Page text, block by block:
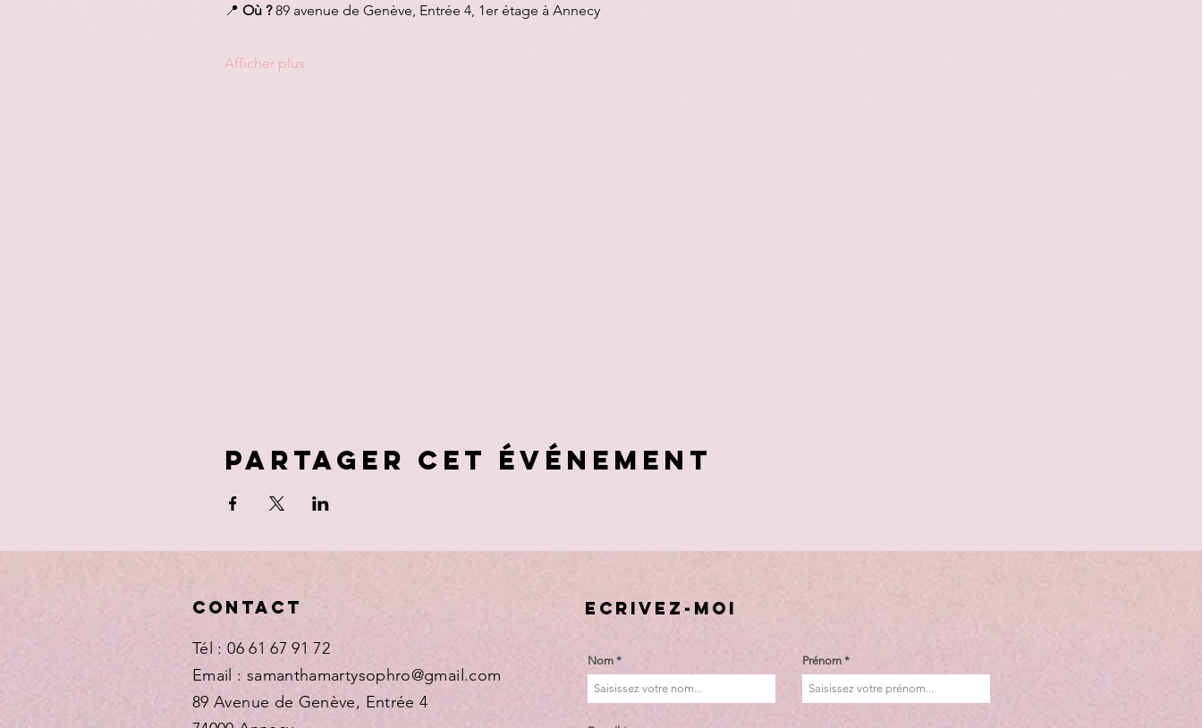
📍 Où ? 89 avenue de Genève, Entrée 4, 1er étage à Annecy
Afficher plus
Partager cet événement
Contact
Tél : 06 61 67 91 72
Email : samanthamartysophro@gmail.com
89 Avenue de Genève, Entrée 4
ECRIVEZ-MOI
Nom Prénom